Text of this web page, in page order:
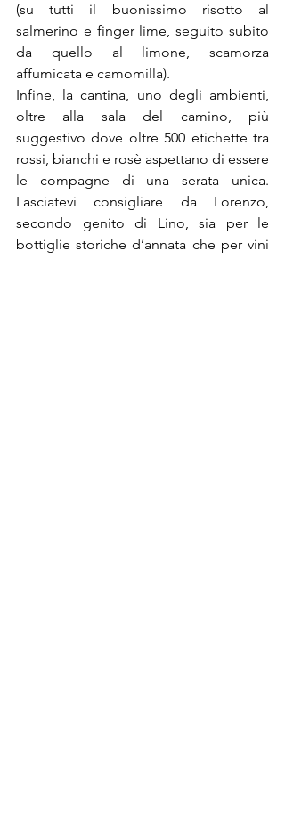
(su tutti il buonissimo risotto al
salmerino e finger lime, seguito subito
da quello al limone, scamorza
affumicata e camomilla).
Infine, la cantina, uno degli ambienti,
oltre alla sala del camino, più
suggestivo dove oltre 500 etichette tra
rossi, bianchi e rosè aspettano di essere
le compagne di una serata unica.
Lasciatevi consigliare da Lorenzo,
secondo genito di Lino, sia per le
bottiglie storiche d’annata che per vini